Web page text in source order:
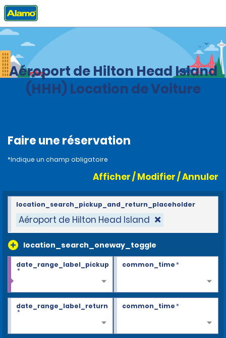
Accueil Agences South Carolina
Aéroport de Hilton Head Island
(HHH) Location de Voiture
Faire une réservation
*Indique un champ obligatoire
Afficher / Modifier / Annuler
Aéroport de Hilton Head Island
location_search_oneway_toggle
location_search_pickup_and_return_placeholder
date_range_label_pickup
*
common_time*
date_range_label_return
*
common_time*